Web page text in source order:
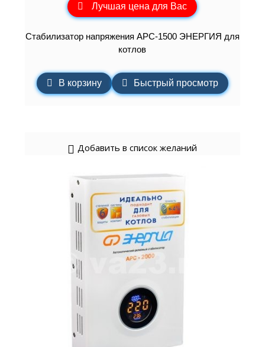
Лучшая цена для Вас
Cтабилизатор напряжения АРС-1500 ЭНЕРГИЯ для
котлов
В корзину Быстрый просмотр
Добавить в список желаний